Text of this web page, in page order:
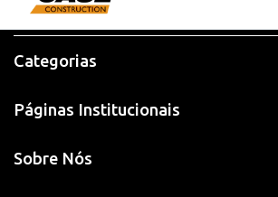
Categorias
Páginas Institucionais
Sobre Nós